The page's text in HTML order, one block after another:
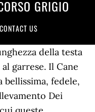
GRIGIO
CONTACT US
della testa
garrese. Il Cane
bellissima, fedele,
Dei